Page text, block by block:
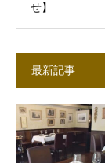
せ】
最新記事